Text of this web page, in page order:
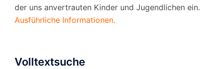
der uns anvertrauten Kinder und Jugendlichen ein.
Ausführliche Informationen.
Volltextsuche